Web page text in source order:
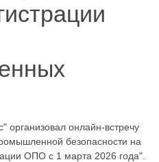
организовал онлайн-встречу
безопасности на
ОПО с 1 марта 2026 года".